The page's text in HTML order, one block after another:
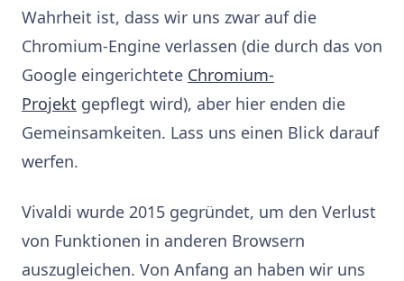
Wahrheit ist, dass wir uns zwar auf die
Chromium-Engine verlassen (die durch das von
Google eingerichtete Chromium-
Projekt gepflegt wird), aber hier enden die
Gemeinsamkeiten. Lass uns einen Blick darauf
werfen.
Vivaldi wurde 2015 gegründet, um den Verlust
von Funktionen in anderen Browsern
auszugleichen. Von Anfang an haben wir uns